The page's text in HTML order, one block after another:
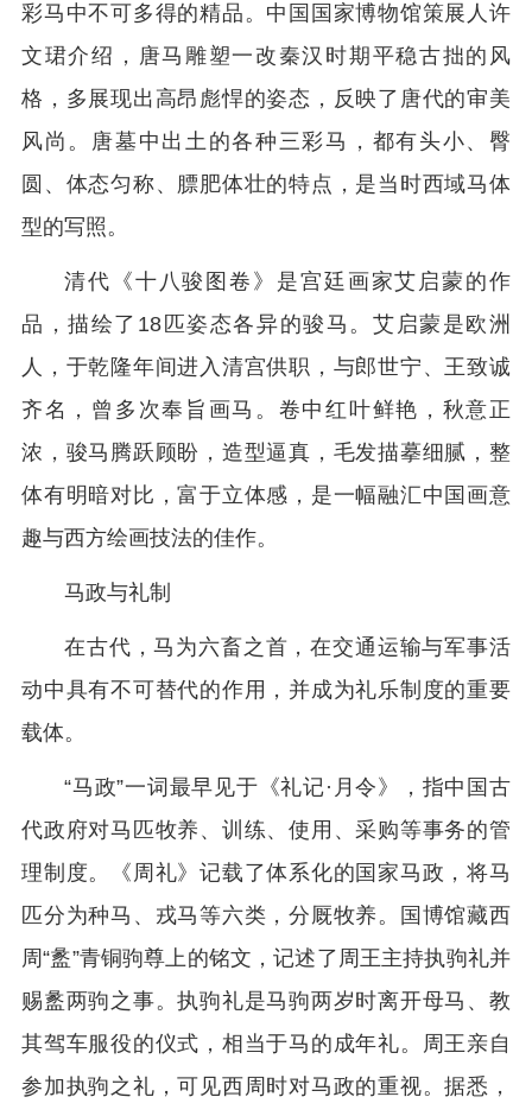
彩马中不可多得的精品。中国国家博物馆策展人许
文珺介绍，唐马雕塑一改秦汉时期平稳古拙的风
格，多展现出高昂彪悍的姿态，反映了唐代的审美
风尚。唐墓中出土的各种三彩马，都有头小、臀
圆、体态匀称、膘肥体壮的特点，是当时西域马体
型的写照。
清代《十八骏图卷》是宫廷画家艾启蒙的作
品，描绘了18匹姿态各异的骏马。艾启蒙是欧洲
人，于乾隆年间进入清宫供职，与郎世宁、王致诚
齐名，曾多次奉旨画马。卷中红叶鲜艳，秋意正
浓，骏马腾跃顾盼，造型逼真，毛发描摹细腻，整
体有明暗对比，富于立体感，是一幅融汇中国画意
趣与西方绘画技法的佳作。
马政与礼制
在古代，马为六畜之首，在交通运输与军事活
动中具有不可替代的作用，并成为礼乐制度的重要
载体。
“马政”一词最早见于《礼记·月令》，指中国古
代政府对马匹牧养、训练、使用、采购等事务的管
理制度。《周礼》记载了体系化的国家马政，将马
匹分为种马、戎马等六类，分厩牧养。国博馆藏西
周“盠”青铜驹尊上的铭文，记述了周王主持执驹礼并
赐盠两驹之事。执驹礼是马驹两岁时离开母马、教
其驾车服役的仪式，相当于马的成年礼。周王亲自
参加执驹之礼，可见西周时对马政的重视。据悉，